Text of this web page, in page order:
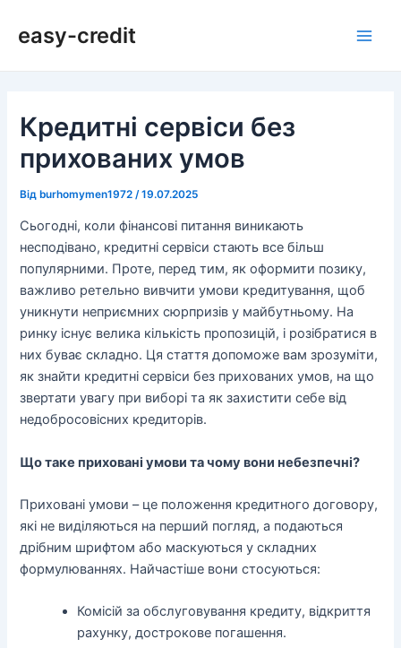
easy-credit
Кредитні сервіси без
прихованих умов
Відburhomymen1972 /19.07.2025
Сьогодні, коли фінансові питання виникають
несподівано, кредитні сервіси стають все більш
популярними. Проте, перед тим, як оформити позику,
важливо ретельно вивчити умови кредитування, щоб
уникнути неприємних сюрпризів у майбутньому. На
ринку існує велика кількість пропозицій, і розібратися в
них буває складно. Ця стаття допоможе вам зрозуміти,
як знайти кредитні сервіси без прихованих умов, на що
звертати увагу при виборі та як захистити себе від
недобросовісних кредиторів.
Що таке приховані умови та чому вони небезпечні?
Приховані умови – це положення кредитного договору,
які не виділяються на перший погляд, а подаються
дрібним шрифтом або маскуються у складних
формулюваннях. Найчастіше вони стосуються:
Комісій за обслуговування кредиту, відкриття
рахунку, дострокове погашення.
по